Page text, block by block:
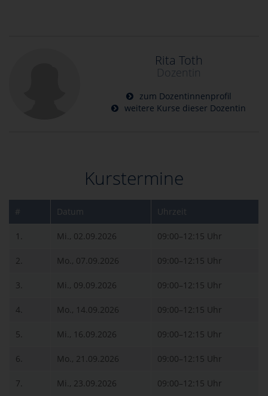
Rita Toth
Dozentin
zum Dozentinnenprofil
weitere Kurse dieser Dozentin
Kurstermine
# Datum Uhrzeit
1. Mi., 02.09.2026 09:00–12:15 Uhr
2. Mo., 07.09.2026 09:00–12:15 Uhr
3. Mi., 09.09.2026 09:00–12:15 Uhr
4. Mo., 14.09.2026 09:00–12:15 Uhr
5. Mi., 16.09.2026 09:00–12:15 Uhr
6. Mo., 21.09.2026 09:00–12:15 Uhr
7. Mi., 23.09.2026 09:00–12:15 Uhr